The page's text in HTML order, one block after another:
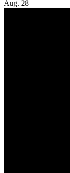
Aug. 28